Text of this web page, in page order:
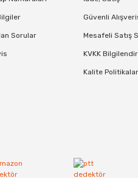
10.677,31
Sorular
Güvenli
Mesafeli Satış
KVKK
Kalite